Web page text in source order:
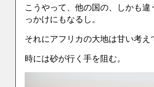
こうやって、他の国の、しかも
っかけにもなるし。
それにアフリカの大地は甘い考え
時には砂が行く手を阻む。